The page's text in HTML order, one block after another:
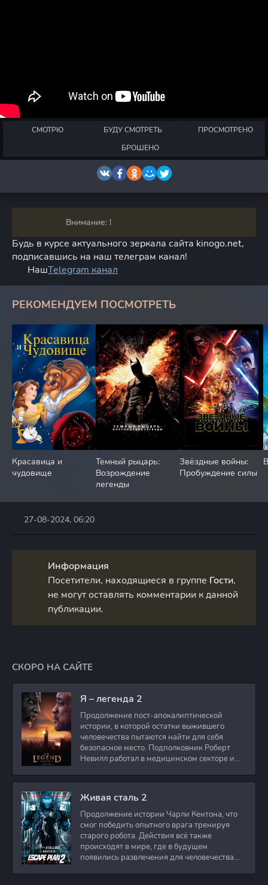
СМОТРЮ БУДУ СМОТРЕТЬ
ПРОСМОТРЕНО
БРОШЕНО
Внимание: !
Будь в курсе актуального зеркала сайта kinogo.net,
подписавшись на наш телеграм канал!
НашTelegram канал
РЕКОМЕНДУЕМ ПОСМОТРЕТЬ
Красавица и
чудовище
Темный рыцарь:
Возрождение
легенды
Звёздные войны:
Пробуждение силы
27-08-2024, 06:20
Информация
Посетители, находящиеся в группе Гости,
не могут оставлять комментарии к данной
публикации.
СКОРО НА САЙТЕ
Я – легенда 2
Продолжение пост-апокалиптической
истории, в которой остатки выжившего
человечества пытаются найти для себя
безопасное место. Подполковник Роберт
Невилл работал в медицинском секторе и
Живая сталь 2
Продолжение истории Чарли Кентона, что
смог победить опытного врага тренируя
старого робота. Действия всё также
происходят в мире, где в будущем
появились развлечения для человечества.